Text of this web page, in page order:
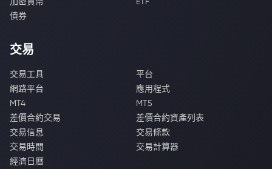
債券
交易
交易工具
平台
網路平台
應用程式
MT4
MT5
差價合約交易
差價合約資產列表
交易信息
交易條款
交易時間
交易計算器
經濟日曆